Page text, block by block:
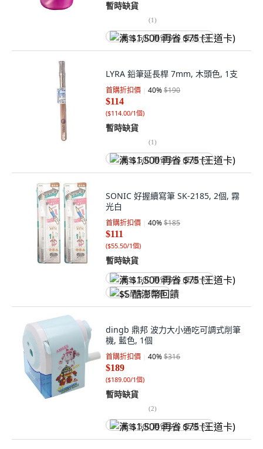
暫時缺貨
(1)
满 $1,500 再省 $75 (王道卡)
LYRA 鉛筆延長桿 7mm, 木頭色, 1支
首購折扣價 40%$190
$114
($114.00/1個)
暫時缺貨
(1)
满 $1,500 再省 $75 (王道卡)
SONIC 好握續寫筆 SK-2185, 2個, 霧
光白
首購折扣價 40%$185
$111
($55.50/1個)
暫時缺貨
满 $1,500 再省 $75 (王道卡)
$5 酷澎幣回饋
dingb 鼎邦 波力大小通吃可調式削筆
機, 藍色, 1個
首購折扣價 40%$316
$189
($189.00/1個)
暫時缺貨
(2)
满 $1,500 再省 $75 (王道卡)